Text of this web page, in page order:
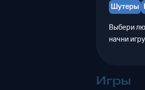
Шутеры
Выбери
начни игру
Игры